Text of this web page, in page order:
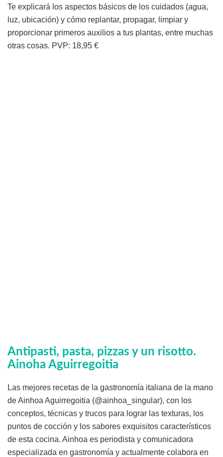
Te explicará los aspectos básicos de los cuidados (agua,
luz, ubicación) y cómo replantar, propagar, limpiar y
proporcionar primeros auxilios a tus plantas, entre muchas
otras cosas. PVP: 18,95 €
Antipasti, pasta, pizzas y un risotto.
Ainoha Aguirregoitia
Las mejores recetas de la gastronomía italiana de la mano
de Ainhoa Aguirregoitia (@ainhoa_singular), con los
conceptos, técnicas y trucos para lograr las texturas, los
puntos de cocción y los sabores exquisitos característicos
de esta cocina. Ainhoa es periodista y comunicadora
especializada en gastronomía y actualmente colabora en